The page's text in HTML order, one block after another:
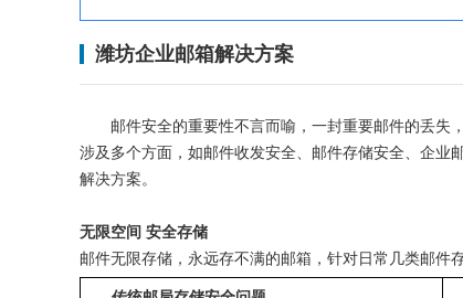
潍坊企业邮箱解决方案
邮件安全的重要性不言而喻，一封重要邮件的丢
涉及多个方面，如邮件收发安全、邮件存储安全、企业
解决方案。
无限空间 安全存储
邮件无限存储，永远存不满的邮箱，针对日常几类邮件